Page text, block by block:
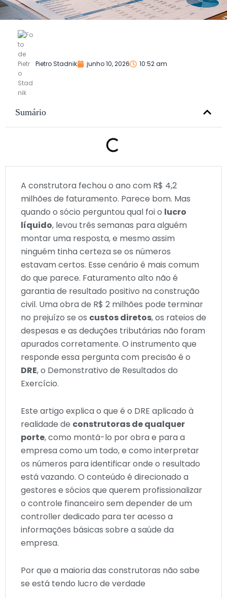
Pietro Stadnik junho 10, 2026 10:52 am
Sumário
A construtora fechou o ano com R$ 4,2
milhões de faturamento. Parece bom. Mas
quando o sócio perguntou qual foi o lucro
líquido, levou três semanas para alguém
montar uma resposta, e mesmo assim
ninguém tinha certeza se os números
estavam certos. Esse cenário é mais comum
do que parece. Faturamento alto não é
garantia de resultado positivo na construção
civil. Uma obra de R$ 2 milhões pode terminar
no prejuízo se os custos diretos, os rateios de
despesas e as deduções tributárias não foram
apurados corretamente. O instrumento que
responde essa pergunta com precisão é o
DRE, o Demonstrativo de Resultados do
Exercício.
Este artigo explica o que é o DRE aplicado à
realidade de construtoras de qualquer
porte, como montá-lo por obra e para a
empresa como um todo, e como interpretar
os números para identificar onde o resultado
está vazando. O conteúdo é direcionado a
gestores e sócios que querem profissionalizar
o controle financeiro sem depender de um
controller dedicado para ter acesso a
informações básicas sobre a saúde da
empresa.
Por que a maioria das construtoras não sabe
se está tendo lucro de verdade